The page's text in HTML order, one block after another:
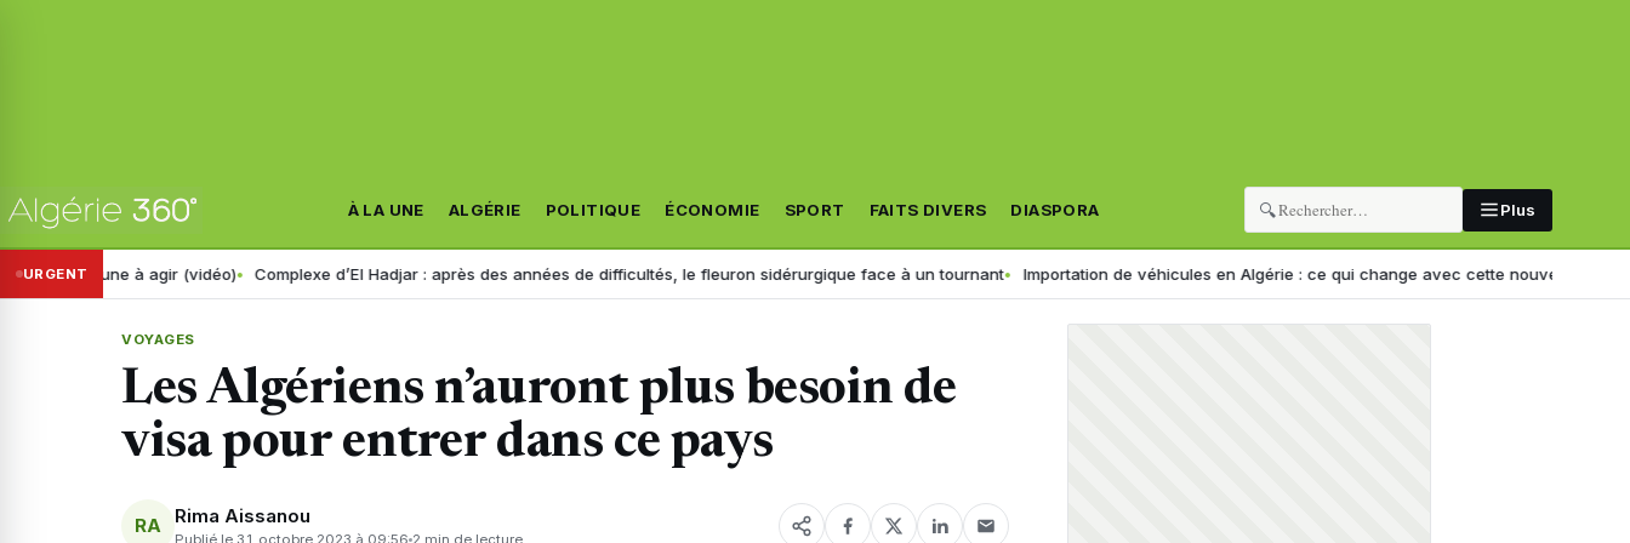
À LA UNE ALGÉRIE POLITIQUE ÉCONOMIE SPORT FAITS DIVERS DIASPORA 🔍 Plus
URGENT
à agir (vidéo) Complexe d’El Hadjar : après des années de difficultés, le fleuron sidérurgique face à un tournant Importation de véhicules en Algérie : ce qui change avec cette nouvelle décision
VOYAGES
Les Algériens n’auront plus besoin de
visa pour entrer dans ce pays
RA Rima Aissanou
Publié le 31 octobre 2023 à 09:56 2 min de lecture